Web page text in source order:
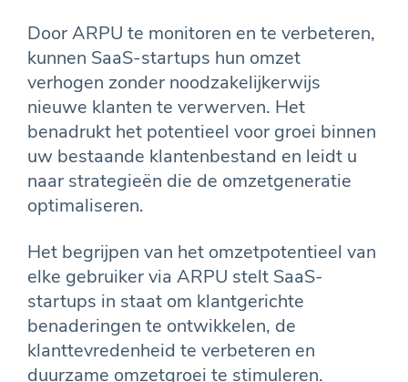
Door ARPU te monitoren en te verbeteren,
kunnen SaaS-startups hun omzet
verhogen zonder noodzakelijkerwijs
nieuwe klanten te verwerven. Het
benadrukt het potentieel voor groei binnen
uw bestaande klantenbestand en leidt u
naar strategieën die de omzetgeneratie
optimaliseren.
Het begrijpen van het omzetpotentieel van
elke gebruiker via ARPU stelt SaaS-
startups in staat om klantgerichte
benaderingen te ontwikkelen, de
klanttevredenheid te verbeteren en
duurzame omzetgroei te stimuleren.